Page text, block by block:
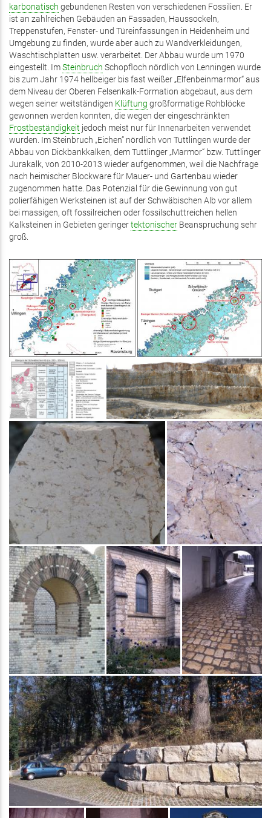
karbonatisch gebundenen Resten von verschiedenen Fossilien. Er
ist an zahlreichen Gebäuden an Fassaden, Haussockeln,
Treppenstufen, Fenster- und Türeinfassungen in Heidenheim und
Umgebung zu finden, wurde aber auch zu Wandverkleidungen,
Waschtischplatten usw. verarbeitet. Der Abbau wurde um 1970
eingestellt. ImSteinbruch Schopfloch nördlich von Lenningen wurde
bis zum Jahr 1974 hellbeiger bis fast weißer „Elfenbeinmarmor“ aus
dem Niveau der Oberen Felsenkalk-Formation abgebaut, aus dem
wegen seiner weitständigen Klüftung großformatige Rohblöcke
gewonnen werden konnten, die wegen der eingeschränkten
Frostbeständigkeit jedoch meist nur für Innenarbeiten verwendet
wurden. Im Steinbruch „Eichen“ nördlich von Tuttlingen wurde der
Abbau von Dickbankkalken, dem Tuttlinger „Marmor“ bzw. Tuttlinger
Jurakalk, von 2010-2013 wieder aufgenommen, weil die Nachfrage
nach heimischer Blockware für Mauer- und Gartenbau wieder
zugenommen hatte. Das Potenzial für die Gewinnung von gut
polierfähigen Werksteinen ist auf der Schwäbischen Alb vor allem
bei massigen, oft fossilreichen oder fossilschuttreichen hellen
Kalksteinen in Gebieten geringertektonischer Beanspruchung sehr
groß.